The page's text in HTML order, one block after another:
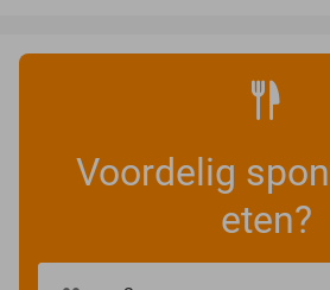
Voordelig
eten?